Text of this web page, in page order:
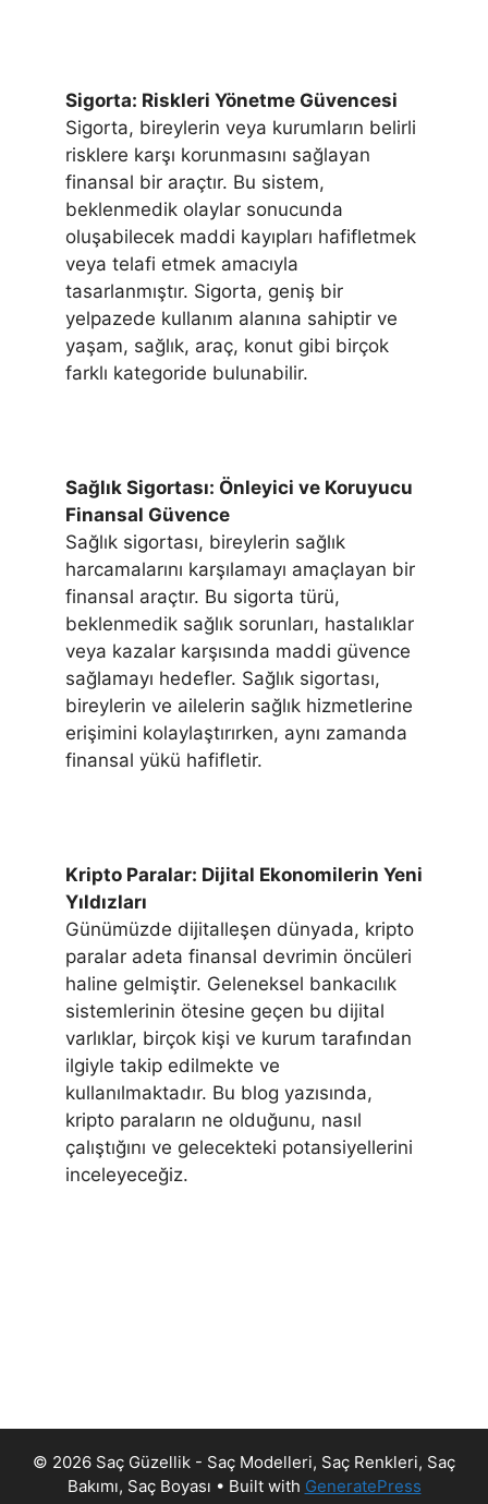
Sigorta: Riskleri Yönetme Güvencesi
Sigorta, bireylerin veya kurumların belirli
risklere karşı korunmasını sağlayan
finansal bir araçtır. Bu sistem,
beklenmedik olaylar sonucunda
oluşabilecek maddi kayıpları hafifletmek
veya telafi etmek amacıyla
tasarlanmıştır. Sigorta, geniş bir
yelpazede kullanım alanına sahiptir ve
yaşam, sağlık, araç, konut gibi birçok
farklı kategoride bulunabilir.
Sağlık Sigortası: Önleyici ve Koruyucu
Finansal Güvence
Sağlık sigortası, bireylerin sağlık
harcamalarını karşılamayı amaçlayan bir
finansal araçtır. Bu sigorta türü,
beklenmedik sağlık sorunları, hastalıklar
veya kazalar karşısında maddi güvence
sağlamayı hedefler. Sağlık sigortası,
bireylerin ve ailelerin sağlık hizmetlerine
erişimini kolaylaştırırken, aynı zamanda
finansal yükü hafifletir.
Kripto Paralar: Dijital Ekonomilerin Yeni
Yıldızları
Günümüzde dijitalleşen dünyada, kripto
paralar adeta finansal devrimin öncüleri
haline gelmiştir. Geleneksel bankacılık
sistemlerinin ötesine geçen bu dijital
varlıklar, birçok kişi ve kurum tarafından
ilgiyle takip edilmekte ve
kullanılmaktadır. Bu blog yazısında,
kripto paraların ne olduğunu, nasıl
çalıştığını ve gelecekteki potansiyellerini
inceleyeceğiz.
© 2026 Saç Güzellik - Saç Modelleri, Saç Renkleri, Saç
Bakımı, Saç Boyası • Built with GeneratePress